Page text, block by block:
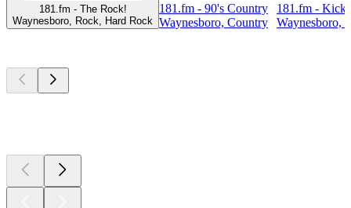
181.fm - The Rock!
Waynesboro, Rock, Hard Rock
181.fm - 90's Country
Waynesboro, Country
181.fm -
Waynesboro,